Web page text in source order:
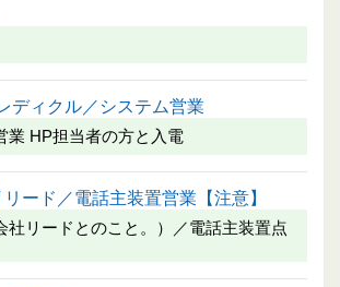
ディクル／システム営業
業 HP担当者の方と入電
ード／電話主装置営業【注意】
社リードとのこと。）／電話主装置点